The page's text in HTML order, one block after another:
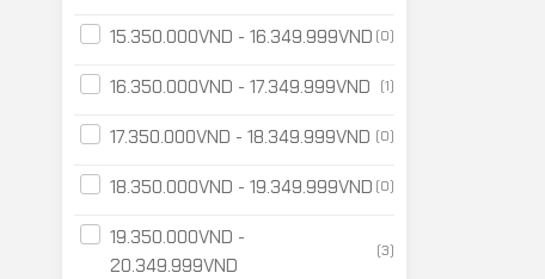
15.350.000VND - 16.349.999VND (0)
16.350.000VND - 17.349.999VND (1)
17.350.000VND - 18.349.999VND (0)
18.350.000VND - 19.349.999VND (0)
19.350.000VND -
20.349.999VND
(3)